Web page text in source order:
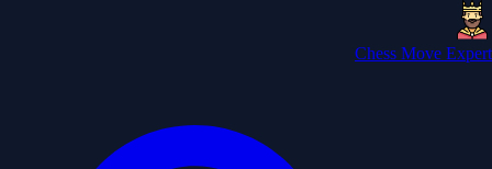
Chess Move Expert